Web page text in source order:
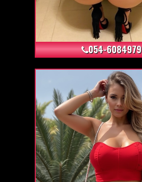
054-6084979